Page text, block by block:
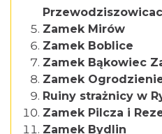
Zamek Mirów
Zamek Boblice
Zamek Bąkowiec
Zamek
Ruiny strażnicy w
Zamek Pilcza i
Zamek Bydlin